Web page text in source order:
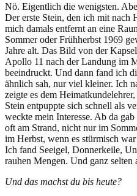
Nö. Eigentlich die wenigsten.
Der erste Stein, den ich mit nach
mich damals entfernt an eine
Sommer oder Frühherbst 1969
Jahre alt. Das Bild von der
Apollo 11 nach der Landung im
beeindruckt. Und dann fand ich
ähnlich sah, nur viel kleiner. Ich
zeigte es dem
Stein entpuppte sich schnell als
weckte mein Interesse. Ab da
oft am Strand, nicht nur im
im Herbst, wenn es stürmisch
Ich fand Seeigel, Donnerkeile,
rauhen Mengen. Und ganz selten
Und das machst du bis heute?